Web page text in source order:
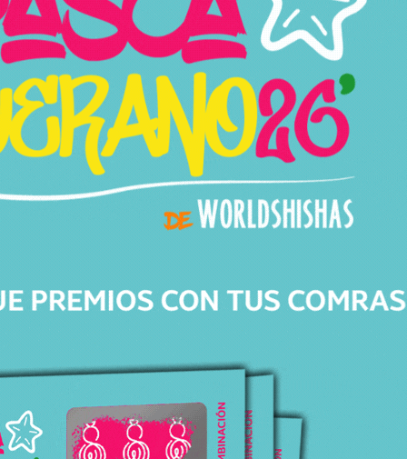
Suscribirme
Av. de Barberà, 306
Lunes a sábado
(11:00-14:00h/17:00-21:00h)